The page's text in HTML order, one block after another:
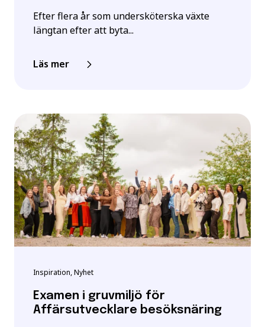
Efter flera år som undersköterska växte
längtan efter att byta...
Läs mer
Inspiration, Nyhet
Examen i gruvmiljö för
Affärsutvecklare besöksnäring